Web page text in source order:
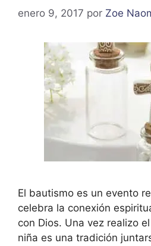
enero 9, 2017 por Zoe
El bautismo es un evento
celebra la conexión
con Dios. Una vez realizo
niña es una tradición